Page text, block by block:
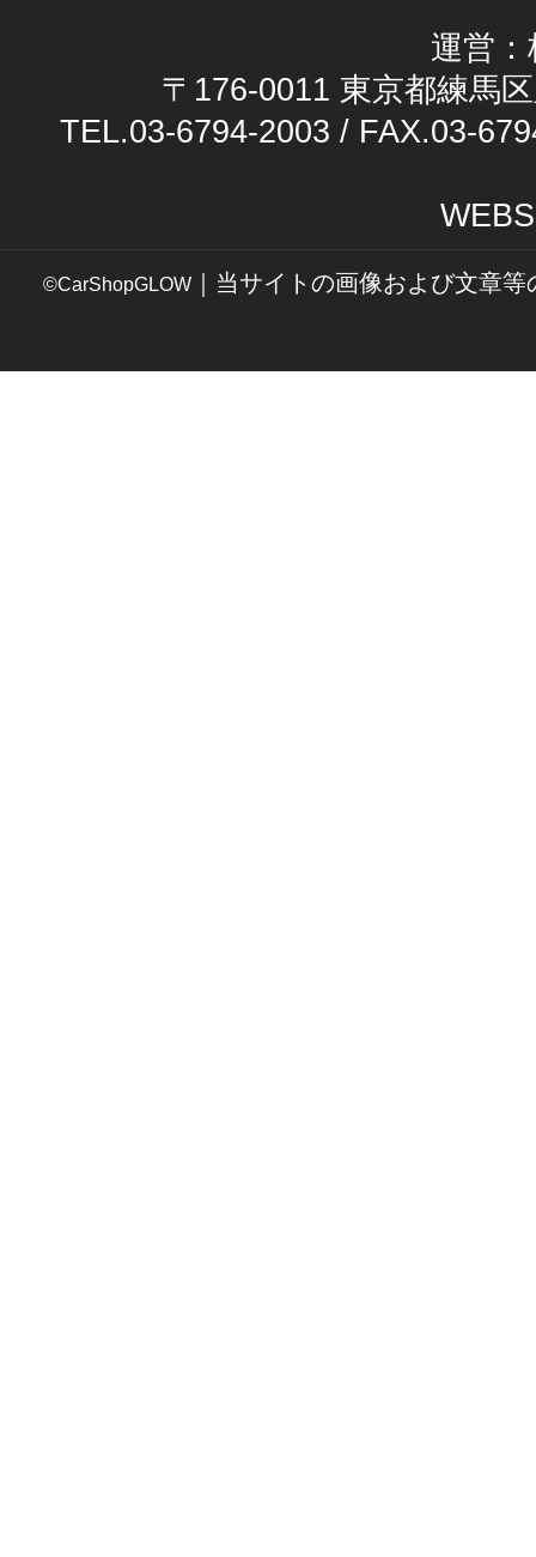
運営
〒176-0011 東京都練馬
TEL.03-6794-2003 / FAX.03-
©CarShopGLOW ｜当サイトの画像および文章